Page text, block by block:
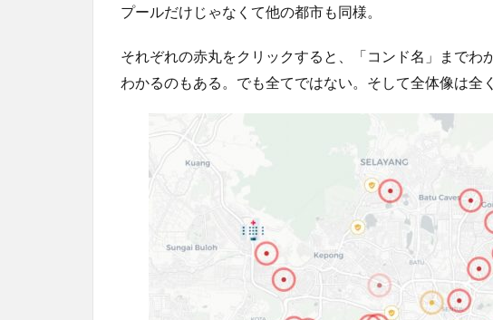
プールだけじゃなくて他の都市も同様。
それぞれの赤丸をクリックすると、「コンド名」までわ
わかるのもある。でも全てではない。そして全体像は全